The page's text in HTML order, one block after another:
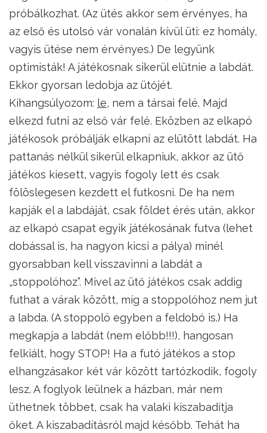
próbálkozhat. (Az ütés akkor sem érvényes, ha
az első és utolsó vár vonalán kívül üti: ez homály,
vagyis ütése nem érvényes.) De legyünk
optimisták! A játékosnak sikerül elütnie a labdát.
Ekkor gyorsan ledobja az ütőjét.
Kihangsúlyozom: le, nem a társai felé. Majd
elkezd futni az első vár felé. Eközben az elkapó
játékosok próbálják elkapni az elütött labdát. Ha
pattanás nélkül sikerül elkapniuk, akkor az ütő
játékos kiesett, vagyis fogoly lett és csak
fölöslegesen kezdett el futkosni. De ha nem
kapják el a labdáját, csak földet érés után, akkor
az elkapó csapat egyik játékosának futva (lehet
dobással is, ha nagyon kicsi a pálya) minél
gyorsabban kell visszavinni a labdát a
„stoppolóhoz”. Mivel az ütő játékos csak addig
futhat a várak között, míg a stoppolóhoz nem jut
a labda. (A stoppoló egyben a feldobó is.) Ha
megkapja a labdát (nem előbb!!!), hangosan
felkiált, hogy STOP! Ha a futó játékos a stop
elhangzásakor két vár között tartózkodik, fogoly
lesz. A foglyok leülnek a házban, már nem
üthetnek többet, csak ha valaki kiszabadítja
őket. A kiszabadításról majd később. Tehát ha